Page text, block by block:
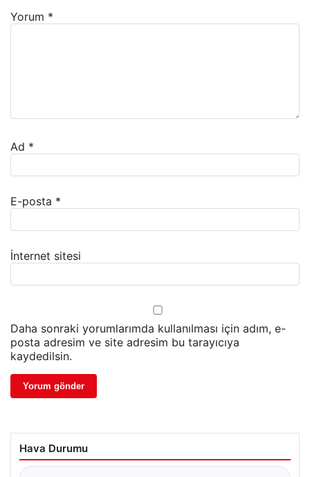
Yorum *
Ad *
E-posta *
İnternet sitesi
Daha sonraki yorumlarımda kullanılması için adım, e-
posta adresim ve site adresim bu tarayıcıya
kaydedilsin.
Hava Durumu